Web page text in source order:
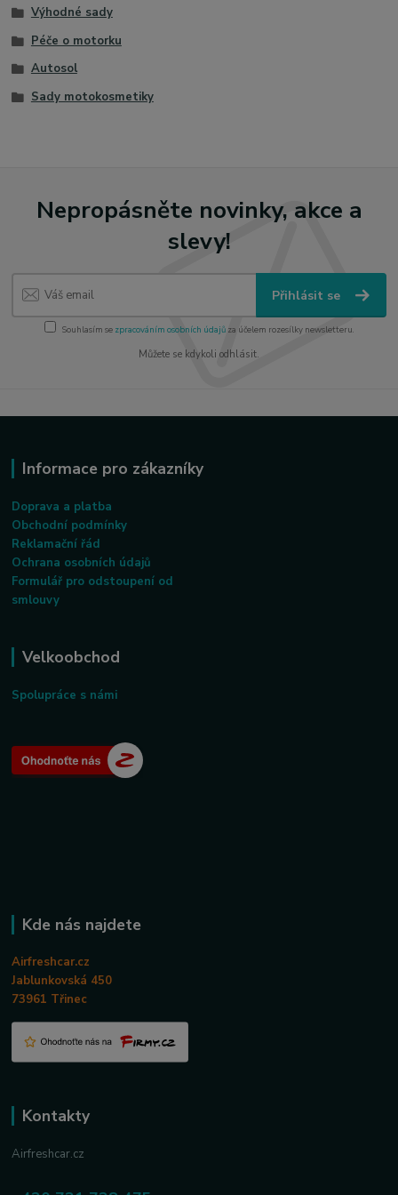
Výhodné sady
Péče o motorku
Autosol
Sady motokosmetiky
Nepropásněte novinky, akce a
slevy!
Přihlásit se
Souhlasím se zpracováním osobních údajůza účelem rozesílky newsletteru.
Můžete se kdykoli odhlásit.
Informace pro zákazníky
Doprava a platba
Obchodní podmínky
Reklamační řád
Ochrana osobních údajů
Formulář pro odstoupení od
smlouvy
Velkoobchod
Spolupráce s námi
Kde nás najdete
Airfreshcar.cz
Jablunkovská 450
73961 Třinec
Kontakty
Airfreshcar.cz